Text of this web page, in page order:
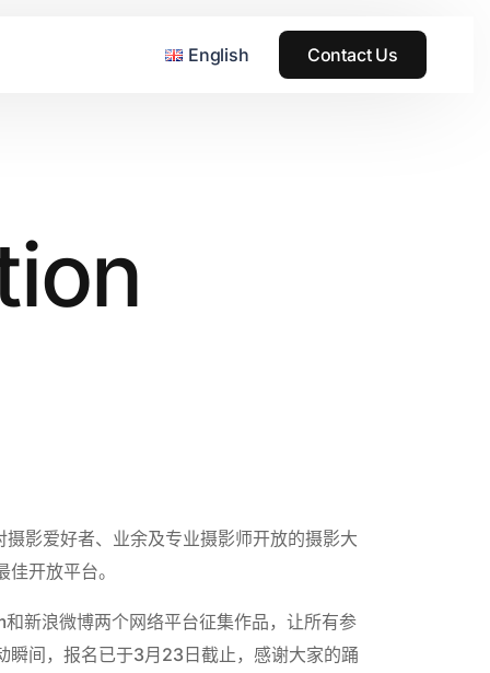
English Contact Us
影爱好者、业余及专业摄影师开放的摄影大
开放平台。
新浪微博两个网络平台征集作品，让所有参
瞬间，报名已于3月23日截止，感谢大家的踊